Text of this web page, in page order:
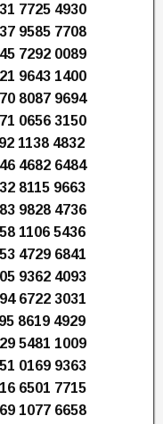
7725 4930
9585 7708
7292 0089
9643 1400
8087 9694
0656 3150
1138 4832
4682 6484
8115 9663
9828 4736
1106 5436
4729 6841
9362 4093
6722 3031
8619 4929
5481 1009
0169 9363
6501 7715
1077 6658